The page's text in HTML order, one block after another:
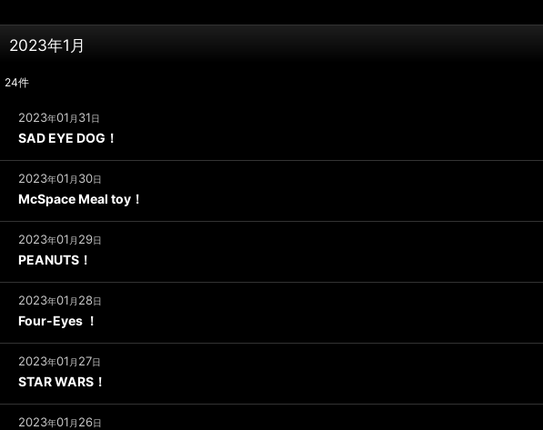
2023年1月
24件
2023年01 月 31日
SAD EYE DOG！
2023年01 月 30日
McSpace Meal toy！
2023年01 月 29日
PEANUTS！
2023年01 月 28日
Four-Eyes ！
2023年01 月 27日
STAR WARS！
2023年01 月 26日